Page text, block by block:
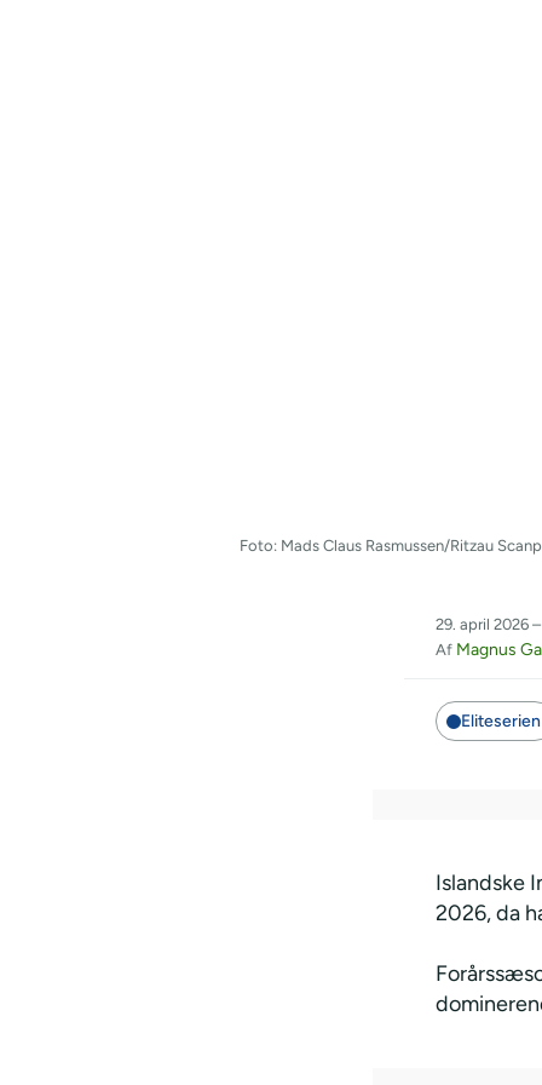
Foto: Mads Claus Rasmussen/Ritzau
29. april 2026 –
Af Magnus
Eliteserien
Islandske
2026, da